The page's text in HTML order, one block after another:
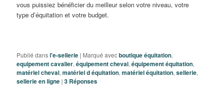
vous puissiez bénéficier du meilleur selon votre niveau, votre
type d’équitation et votre budget.
Publié dansl'e-sellerie | Marqué avecboutique équitation,
equipement cavalier,équipement cheval,équipement équitation,
matériel cheval,matériel d équitation,matériel équitation,sellerie,
sellerie en ligne |3 Réponses